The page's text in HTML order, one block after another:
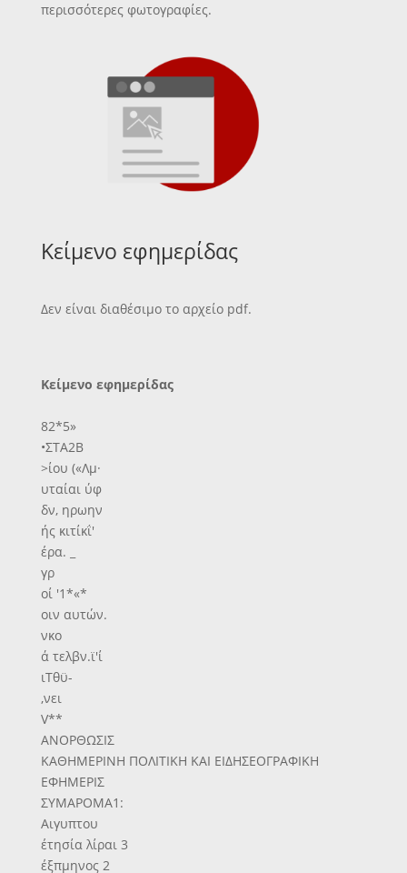
περισσότερες φωτογραφίες.
Κείμενο εφημερίδας
Δεν είναι διαθέσιμο το αρχείο pdf.
Κείμενο εφημερίδας
82*5»
•ΣΤΑ2Β
>ίου («Λμ·
υταίαι ύφ
δν, ηρωην
ής κιτίκΐ'
έρα. _
γρ
οί '1*«*
οιν αυτών.
νκο
ά τελβν.ϊ'ί
ιΤθϋ-
,νει
V**
ΑΝΟΡΘΩΣΙΣ
ΚΑΘΗΜΕΡΙΝΗ ΠΟΛΙΤΙΚΗ ΚΑΙ ΕΙΔΗΣΕΟΓΡΑΦΙΚΗ
ΕΦΗΜΕΡΙΣ
ΣΥΜΑΡΟΜΑ1:
Αιγυπτου
έτησία λίραι 3
έξπμηνος 2